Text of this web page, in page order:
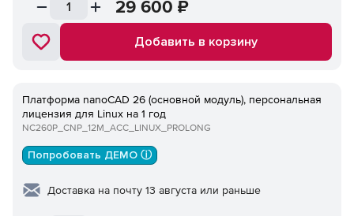
29 600 ₽
Добавить в корзину
Платформа nanoCAD 26 (основной модуль), персональная
лицензия для Linux на 1 год
NC260P_CNP_12M_ACC_LINUX_PROLONG
Попробовать ДЕМО ⓘ
Доставка на почту 13 августа или раньше